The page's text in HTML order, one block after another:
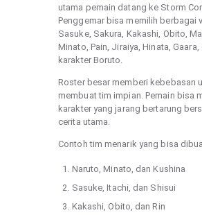
utama pemain datang ke Storm
Penggemar bisa memilih berbagai
Sasuke, Sakura, Kakashi, Obito,
Minato, Pain, Jiraiya, Hinata, Gaara,
karakter Boruto.
Roster besar memberi kebebasan
membuat tim impian. Pemain bisa
karakter yang jarang bertarung
cerita utama.
Contoh tim menarik yang bisa
Naruto, Minato, dan Kushina
Sasuke, Itachi, dan Shisui
Kakashi, Obito, dan Rin